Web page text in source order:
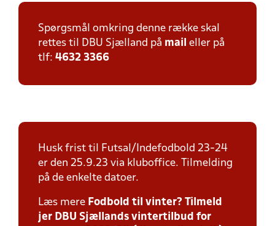
Spørgsmål omkring denne række skal
rettes til DBU Sjælland på mail eller på
tlf: 4632 3366
Husk frist til Futsal/Indefodbold 23-24
er den 25.9.23 via kluboffice. Tilmelding
på de enkelte datoer.
Læs mere Fodbold til vinter? Tilmeld
jer DBU Sjællands vintertilbud for